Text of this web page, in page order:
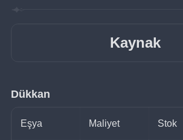
Kaynak
Dükkan
Eşya Maliyet Stok